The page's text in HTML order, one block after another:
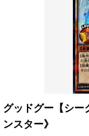
グッドグー【シ
ンスター》